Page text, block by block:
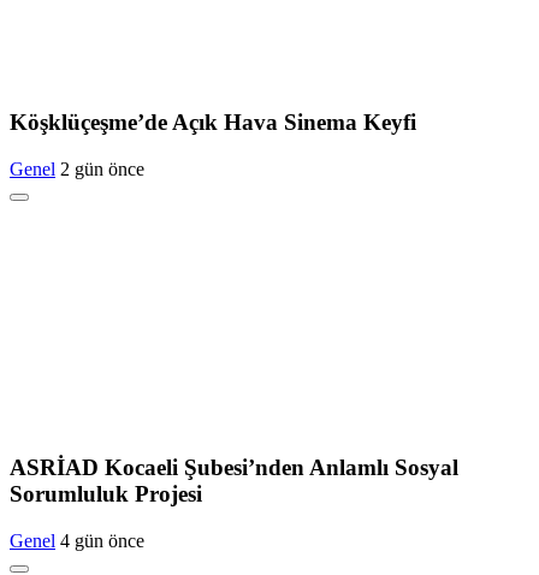
Köşklüçeşme’de Açık Hava Sinema Keyfi
Genel 2 gün önce
ASRİAD Kocaeli Şubesi’nden Anlamlı Sosyal
Sorumluluk Projesi
Genel 4 gün önce